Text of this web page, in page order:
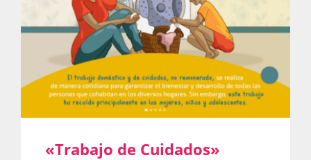
Blog
Súmate
«Trabajo de Cuidados»